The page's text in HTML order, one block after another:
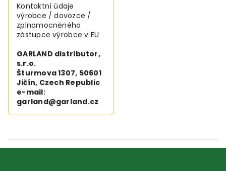
Kontaktní údaje
výrobce / dovozce /
zplnomocněného
zástupce výrobce v EU
GARLAND distributor,
s.r.o.
Šturmova 1307, 50601
Jičín, Czech Republic
e-mail:
garland@garland.cz